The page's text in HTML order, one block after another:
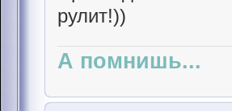
рулит!))
А помнишь...